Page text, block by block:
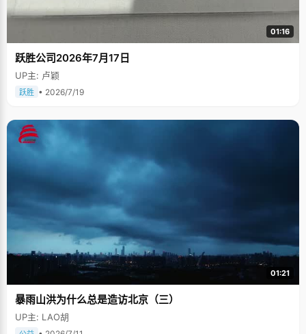
01:16
跃胜公司2026年7月17日
UP主: 卢颖
跃胜 • 2026/7/19
01:21
暴雨山洪为什么总是造访北京（三）
UP主: LAO胡